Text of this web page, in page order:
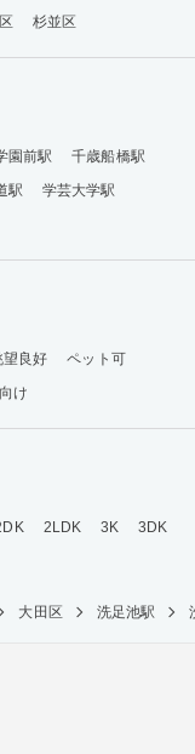
杉並区
園前駅
千歳船橋駅
駅
学芸大学駅
望良好
ペット可
け
2LDK 3K
3DK
大田区 洗足池駅